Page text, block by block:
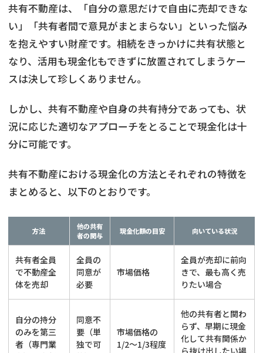
ゴミ屋敷 任意売却
リースバック
訳あり不動産 不動産投資
土地売却 不動産相続
借地 不動産リースバック
任意売却 空き家
アンケート調査
業者を探す
共有不動産は、「自分の意思だけで自由に売却できな
い」「共有者間で意見がまとまらない」といった悩み
を抱えやすい財産です。相続をきっかけに共有状態と
なり、活用も現金化もできずに放置されてしまうケー
スは決して珍しくありません。
しかし、共有不動産や自身の共有持分であっても、状
況に応じた適切なアプローチをとることで現金化は十
分に可能です。
共有不動産における現金化の方法とそれぞれの特徴を
まとめると、以下のとおりです。
方法
他の共有
者の関与
現金化額の目安 向いている状況
共有者全員
で不動産全
体を売却
全員の
同意が
必要
市場価格
全員が売却に前向
きで、最も高く売
りたい場合
自分の持分
のみを第三
者（専門業
同意不
要（単
独で可
市場価格の
1/2〜1/3程度
他の共有者と関わ
らず、早期に現金
化して共有関係か
ら抜け出したい場